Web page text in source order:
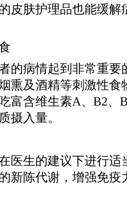
皮肤护理品也能缓解
的病情起到非常重要
熏及酒精等刺激性食
富含维生素A、B2、
摄入量。
医生的建议下进行适
新陈代谢，增强免疫